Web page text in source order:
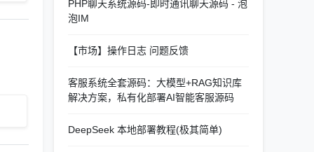
PHP聊天系统源码-即时通讯聊天源码 - 泡
泡IM
【市场】操作日志 问题反馈
客服系统全套源码：大模型+RAG知识库
解决方案，私有化部署AI智能客服源码
DeepSeek 本地部署教程(极其简单)